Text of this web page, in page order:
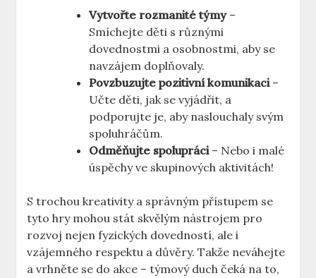
Vytvořte rozmanité týmy–
Smíchejte děti s různými
dovednostmi a osobnostmi, aby se
navzájem doplňovaly.
Povzbuzujte pozitivní komunikaci–
Učte děti, jak se vyjádřit, a
podporujte je, aby naslouchaly svým
spoluhráčům.
Odměňujte spolupráci– Nebo i malé
úspěchy ve skupinových aktivitách!
S trochou kreativity a správným přístupem se
tyto hry mohou stát skvělým nástrojem pro
rozvoj nejen fyzických dovedností, ale i
vzájemného respektu a důvěry. Takže neváhejte
a vrhněte se do akce – týmový duch čeká na to,